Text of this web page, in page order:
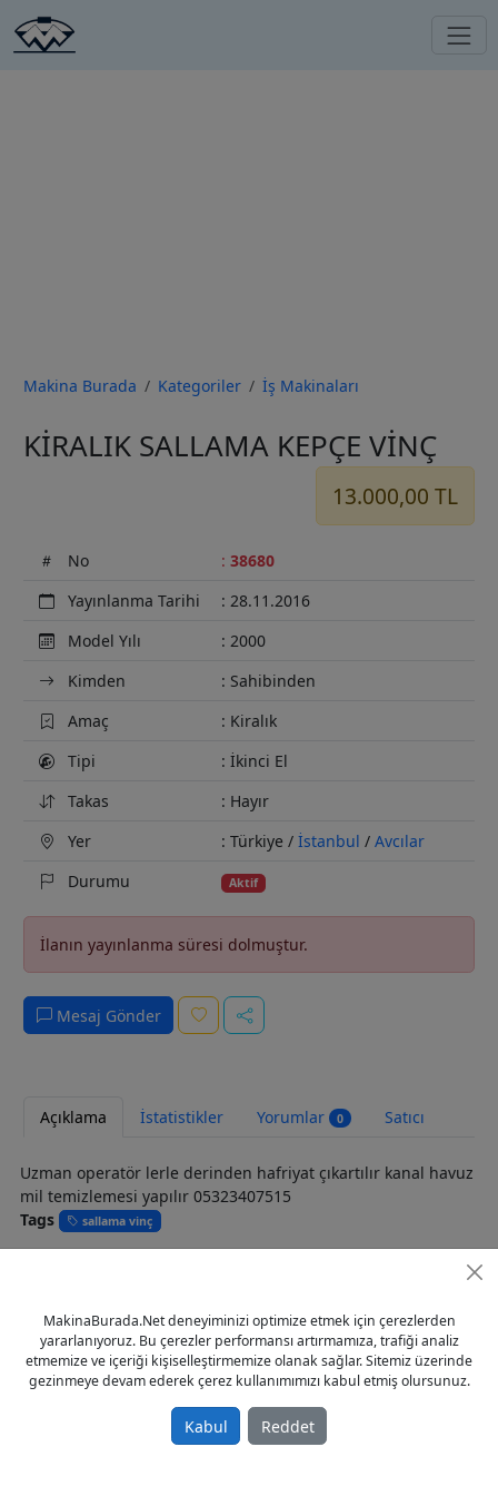
Makina Burada Kategoriler
İş Makinaları
KİRALIK SALLAMA KEPÇE VİNÇ
13.000,00 TL
No : 38680
Yayınlanma Tarihi
: 28.11.2016
Model Yılı
: 2000
Kimden
: Sahibinden
Amaç
: Kiralık
Tipi
: İkinci El
Takas
: Hayır
Yer
: Türkiye / İstanbul / Avcılar
Durumu
Aktif
İlanın yayınlanma süresi dolmuştur.
Mesaj Gönder
Açıklama İstatistikler Yorumlar 0 Satıcı
Uzman operatör lerle derinden hafriyat çıkartılır kanal havuz
mil temizlemesi yapılır 05323407515
Tags
sallama vinç
© 2023 - MakinaBurada.Net
MakinaBurada.Net deneyiminizi optimize etmek için çerezlerden
yararlanıyoruz. Bu çerezler performansı artırmamıza, trafiği analiz
etmemize ve içeriği kişiselleştirmemize olanak sağlar. Sitemiz üzerinde
gezinmeye devam ederek çerez kullanımımızı kabul etmiş olursunuz.
Kabul Reddet